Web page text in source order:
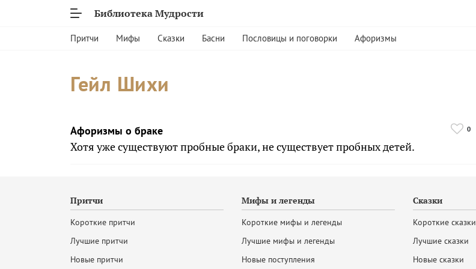
Библиотека Мудрости
Притчи Мифы Сказки Басни Пословицы и поговорки Афоризмы
Гейл Шихи
Афоризмы о браке
Хотя уже существуют пробные браки, не существует пробных детей.
0
Притчи
Короткие притчи
Лучшие притчи
Новые притчи
Мифы и легенды
Короткие мифы и легенды
Лучшие мифы и легенды
Новые поступления
Сказки
Короткие сказки
Лучшие сказки
Новые сказки